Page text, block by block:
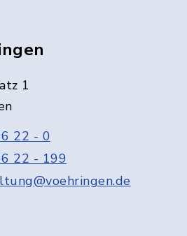
1
22 - 0
22 - 199